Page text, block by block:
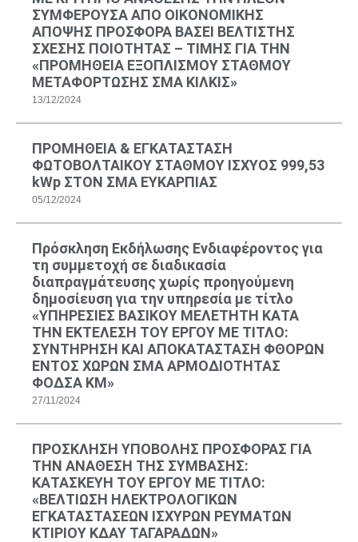
ΣΥΜΦΕΡΟΥΣΑ ΑΠΟ ΟΙΚΟΝΟΜΙΚΗΣ
ΑΠΟΨΗΣ ΠΡΟΣΦΟΡΑ ΒΑΣΕΙ ΒΕΛΤΙΣΤΗΣ
ΣΧΕΣΗΣ ΠΟΙΟΤΗΤΑΣ – ΤΙΜΗΣ ΓΙΑ ΤΗΝ
«ΠΡΟΜΗΘΕΙΑ ΕΞΟΠΛΙΣΜΟΥ ΣΤΑΘΜΟΥ
ΜΕΤΑΦΟΡΤΩΣΗΣ ΣΜΑ ΚΙΛΚΙΣ»
13/12/2024
ΠΡΟΜΗΘΕΙΑ & ΕΓΚΑΤΑΣΤΑΣΗ
ΦΩΤΟΒΟΛΤΑΙΚΟΥ ΣΤΑΘΜΟΥ ΙΣΧΥΟΣ 999,53
kWp ΣΤΟΝ ΣΜΑ ΕΥΚΑΡΠΙΑΣ
05/12/2024
Πρόσκληση Εκδήλωσης Ενδιαφέροντος για
τη συμμετοχή σε διαδικασία
διαπραγμάτευσης χωρίς προηγούμενη
δημοσίευση για την υπηρεσία με τίτλο
«ΥΠΗΡΕΣΙΕΣ ΒΑΣΙΚΟΥ ΜΕΛΕΤΗΤΗ ΚΑΤΑ
ΤΗΝ ΕΚΤΕΛΕΣΗ ΤΟΥ ΕΡΓΟΥ ΜΕ ΤΙΤΛΟ:
ΣΥΝΤΗΡΗΣΗ ΚΑΙ ΑΠΟΚΑΤΑΣΤΑΣΗ ΦΘΟΡΩΝ
ΕΝΤΟΣ ΧΩΡΩΝ ΣΜΑ ΑΡΜΟΔΙΟΤΗΤΑΣ
ΦΟΔΣΑ ΚΜ»
27/11/2024
ΠΡΟΣΚΛΗΣΗ ΥΠΟΒΟΛΗΣ ΠΡΟΣΦΟΡΑΣ ΓΙΑ
ΤΗΝ ΑΝΑΘΕΣΗ ΤΗΣ ΣΥΜΒΑΣΗΣ:
ΚΑΤΑΣΚΕΥΗ ΤΟΥ ΕΡΓΟΥ ΜΕ ΤΙΤΛΟ:
«ΒΕΛΤΙΩΣΗ ΗΛΕΚΤΡΟΛΟΓΙΚΩΝ
ΕΓΚΑΤΑΣΤΑΣΕΩΝ ΙΣΧΥΡΩΝ ΡΕΥΜΑΤΩΝ
ΚΤΙΡΙΟΥ ΚΔΑΥ ΤΑΓΑΡΑΔΩΝ»